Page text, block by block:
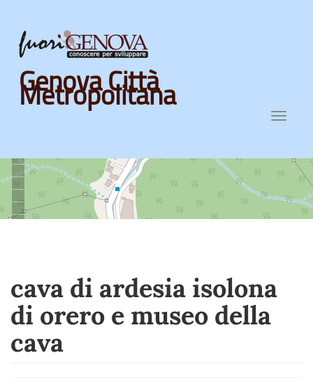
Skip
main
content
Genova Città
Metropolitana
cava di ardesia isolona
di orero e museo della
cava